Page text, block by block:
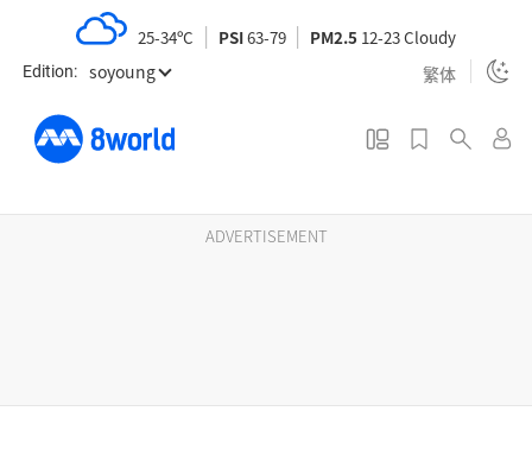
t
Edition: soyoung 繁体
25-34ºC PSI63-79 PM2.5 12-23 Cloudy
ADVERTISEMENT